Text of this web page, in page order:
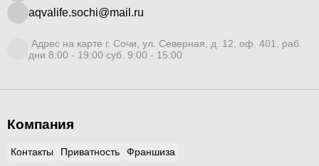
aqvalife.sochi@mail.ru
Адрес на карте г. Сочи, ул. Северная, д. 12, оф. 401, раб.
дни 8:00 - 19:00 суб. 9:00 - 15:00
Компания
Контакты Приватность Франшиза